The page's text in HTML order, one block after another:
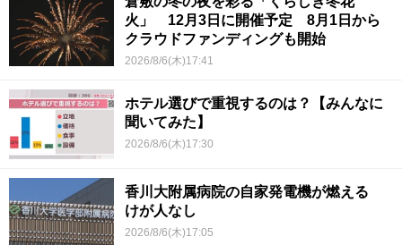
火」 12月3日に開催予定 8月1日から
クラウドファンディングも開始
2026/8/6(木)17:41
ホテル選びで重視するのは？【みんなに
聞いてみた】
2026/8/6(木)17:30
香川大附属病院の自家発電機が燃える
けが人なし
2026/8/6(木)17:05